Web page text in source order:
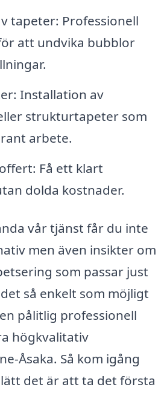
tapeter: Professionell
att undvika bubblor
Installation av
strukturtapeter som
arbete.
Få ett klart
dolda kostnader.
vår tjänst får du inte
men även insikter om
som passar just
så enkelt som möjligt
pålitlig professionell
högkvalitativ
Åsaka. Så kom igång
det är att ta det första